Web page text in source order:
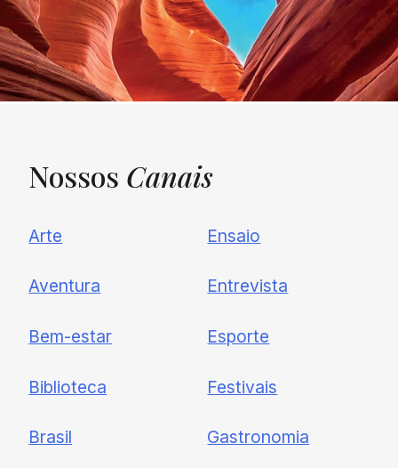
UNQUIET
Newsletter
nossas novidades.
Nossos Canais
Arte
Aventura
Bem-estar
Biblioteca
Brasil
Ensaio
Entrevista
Esporte
Festivais
Gastronomia